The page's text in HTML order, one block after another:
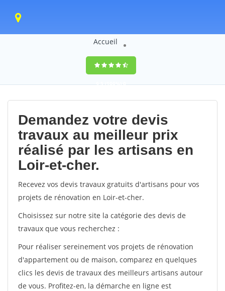
Accueil
9,5(100%)0
votes
Demandez votre devis
travaux au meilleur prix
réalisé par les artisans en
Loir-et-cher.
Recevez vos devis travaux gratuits d'artisans pour vos
projets de rénovation en Loir-et-cher.
Choisissez sur notre site la catégorie des devis de
travaux que vous recherchez :
Pour réaliser sereinement vos projets de rénovation
d'appartement ou de maison, comparez en quelques
clics les devis de travaux des meilleurs artisans autour
de vous. Profitez-en, la démarche en ligne est